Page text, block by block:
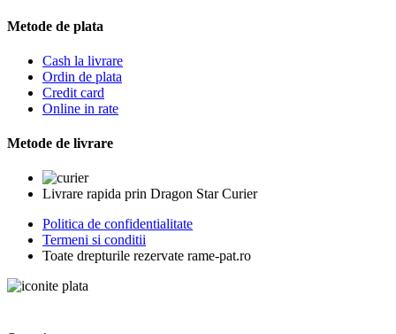
Metode de plata
Cash la livrare
Ordin de plata
Credit card
Online in rate
Metode de livrare
Livrare rapida prin Dragon Star Curier
Politica de confidentialitate
Termeni si conditii
Toate drepturile rezervate rame-pat.ro